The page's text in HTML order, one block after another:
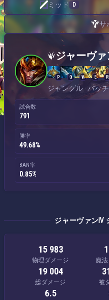
ミッド D
サ
ジャーヴァンⅣ — ジャン
ジャーヴ
P Q W E R
ジャングル · パッ
試合数
791
勝率
49.68%
BAN率
0.85%
ジャーヴァンⅣ
15 983
物理ダメージ 魔
19 004
総ダメージ 被
6.5